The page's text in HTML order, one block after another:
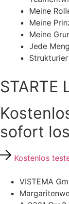
Meine
Meine
Meine
Jede
STARTE
sofort
Kostenlos
VISTEMA